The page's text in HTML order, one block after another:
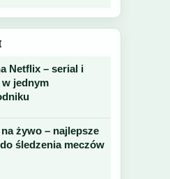
Netflix – serial i
jednym
żywo – najlepsze
śledzenia meczów